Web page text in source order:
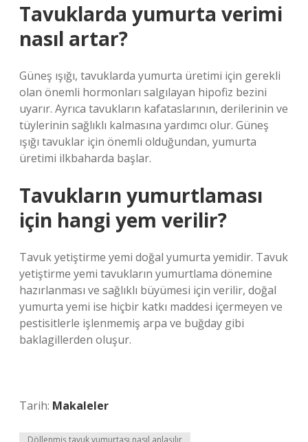
Tavuklarda yumurta verimi
nasıl artar?
Güneş ışığı, tavuklarda yumurta üretimi için gerekli
olan önemli hormonları salgılayan hipofiz bezini
uyarır. Ayrıca tavukların kafataslarının, derilerinin ve
tüylerinin sağlıklı kalmasına yardımcı olur. Güneş
ışığı tavuklar için önemli olduğundan, yumurta
üretimi ilkbaharda başlar.
Tavukların yumurtlaması
için hangi yem verilir?
Tavuk yetiştirme yemi doğal yumurta yemidir. Tavuk
yetiştirme yemi tavukların yumurtlama dönemine
hazırlanması ve sağlıklı büyümesi için verilir, doğal
yumurta yemi ise hiçbir katkı maddesi içermeyen ve
pestisitlerle işlenmemiş arpa ve buğday gibi
baklagillerden oluşur.
Tarih: Makaleler
Döllenmiş tavuk yumurtası nasıl anlaşılır